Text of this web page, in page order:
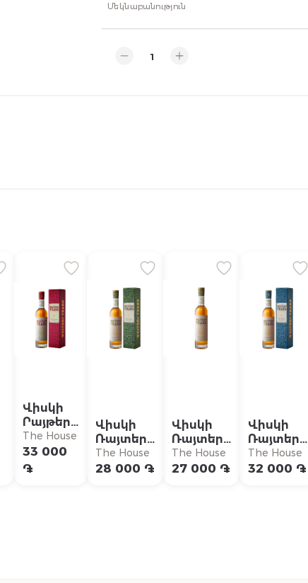
Մեկնաբանություն
Վիսկի
Րայթերս
Թիըրս
Ռեդ Հեդ
The House
33 000
֏
Վիսկի
Ռայտերս
Տիերս
Քոփեր
The House
28 000 ֏
Վիսկի
Ռայտերս
Տիերս
Քոփեր
The House
27 000 ֏
Վիսկի
Ռայտերս
Տիերս
Դաբլ
The House
32 000 ֏